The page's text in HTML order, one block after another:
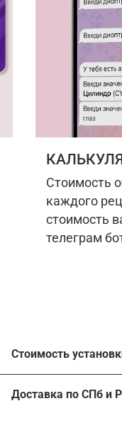
Стоимость
каждого
стоимость
телеграм
Стоимость
Расчитать
Доставка по СПб и